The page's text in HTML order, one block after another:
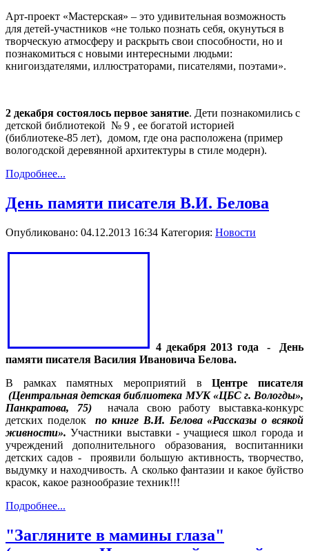
Арт-проект «Мастерская» – это удивительная возможность
для детей-участников «не только познать себя, окунуться в
творческую атмосферу и раскрыть свои способности, но и
познакомиться с новыми интересными людьми:
книгоиздателями, иллюстраторами, писателями, поэтами».
2 декабря состоялось первое занятие. Дети познакомились с
детской библиотекой № 9 , ее богатой историей
(библиотеке-85 лет), домом, где она расположена (пример
вологодской деревянной архитектуры в стиле модерн).
Подробнее...
День памяти писателя В.И. Белова
Опубликовано: 04.12.2013 16:34 Категория: Новости
4 декабря 2013 года -
День
памяти писателя Василия Ивановича Белова.
В рамках памятных мероприятий вЦентре писателя
(Центральная детская библиотека МУК «ЦБС г. Вологды»,
Панкратова, 75)
начала свою работу выставка-конкурс
детских поделок
по книге В.И. Белова «Рассказы о всякой
живности». Участники выставки - учащиеся школ города и
учреждений дополнительного образования, воспитанники
детских садов -
проявили большую активность, творчество,
выдумку и находчивость. А сколько фантазии и какое буйство
красок, какое разнообразие техник!!!
Подробнее...
"Загляните в мамины глаза"